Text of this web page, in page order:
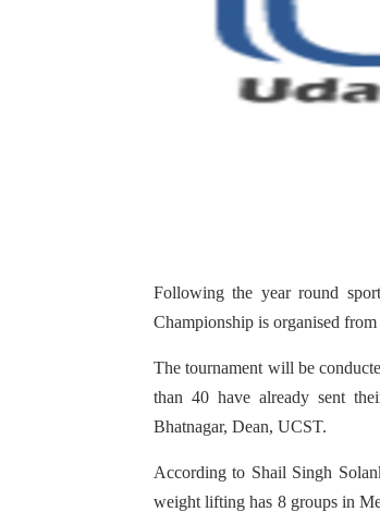
Following the year round
Championship is organised from
The tournament will be
than 40 have already sent
Bhatnagar, Dean, UCST.
According to Shail Singh
weight lifting has 8 groups in